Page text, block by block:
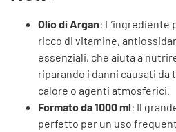
Olio di Argan: L’ingrediente
ricco di vitamine,
essenziali, che aiuta a
riparando i danni causati
calore o agenti atmosferici.
Formato da 1000 ml: Il
perfetto per un uso